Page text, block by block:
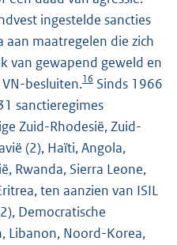
ingestelde sancties
aan maatregelen die zich
van gewapend geweld en
besluiten.16 Sinds 1966
sanctieregimes
Zuid-Rhodesië, Zuid-
(2), Haïti, Angola,
Rwanda, Sierra Leone,
ten aanzien van ISIL
Democratische
Libanon, Noord-Korea,